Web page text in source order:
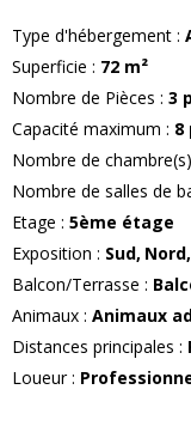
Type d'hébergement :
Superficie : 72 m²
Nombre de Pièces : 3
Capacité maximum : 8
Nombre de chambre(s)
Nombre de salles de
Etage : 5ème étage
Exposition : Sud Nord
Balcon/Terrasse :
Animaux : Animaux
Distances principales :
Loueur: